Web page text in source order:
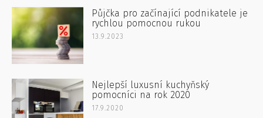
Půjčka pro začínající podnikatele je
rychlou pomocnou rukou
13.9.2023
Nejlepší luxusní kuchyňský
pomocníci na rok 2020
17.9.2020